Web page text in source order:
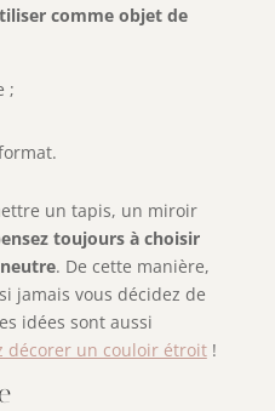
comme objet de
;
un tapis, un miroir
toujours à choisir
. De cette manière,
jamais vous décidez de
idées sont aussi
décorer un couloir étroit!